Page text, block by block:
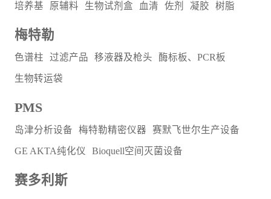
培养基 原辅料 生物试剂盒 血清 佐剂 凝胶 树脂
梅特勒
色谱柱 过滤产品 移液器及枪头 酶标板、PCR板
生物转运袋
PMS
岛津分析设备 梅特勒精密仪器 赛默飞世尔生产设备
GE AKTA纯化仪 Bioquell空间灭菌设备
赛多利斯